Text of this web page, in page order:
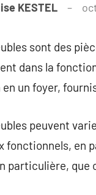
KESTEL
sont des
dans la
en un foyer,
peuvent
fonctionnels, en
particulière, que